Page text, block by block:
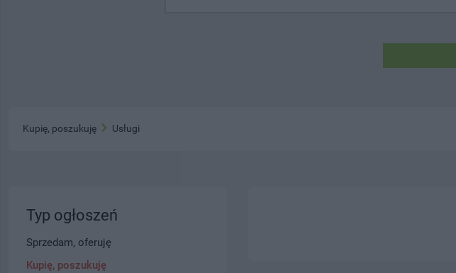
Kupię, poszukuję Usługi
Typ ogłoszeń
Sprzedam, oferuję
Kupię, poszukuję